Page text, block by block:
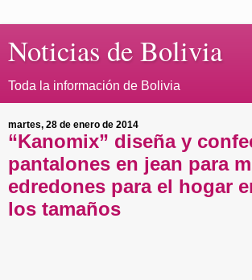
Noticias de Bolivia
Toda la información de Bolivia
martes, 28 de enero de 2014
“Kanomix” diseña y
pantalones en jean para
edredones para el hogar
los tamaños